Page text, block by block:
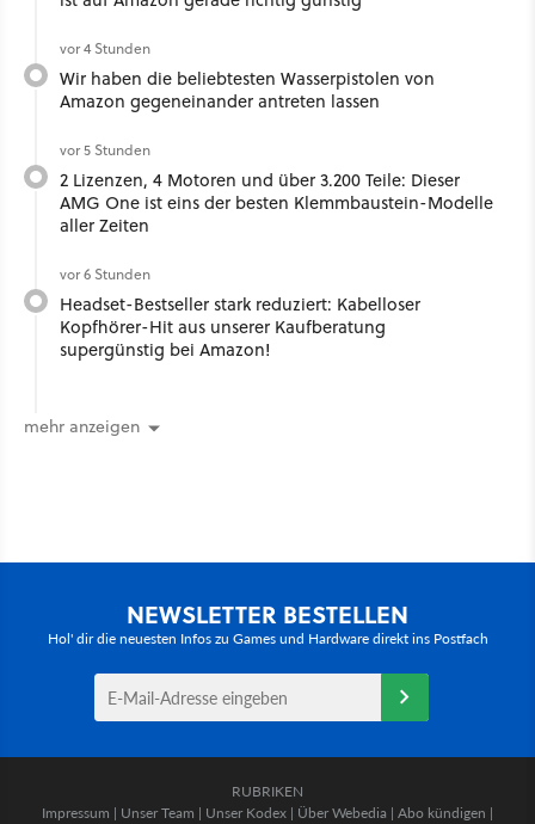
vor 4 Stunden
Wir haben die beliebtesten Wasserpistolen von
Amazon gegeneinander antreten lassen
vor 5 Stunden
2 Lizenzen, 4 Motoren und über 3.200 Teile: Dieser
AMG One ist eins der besten Klemmbaustein-Modelle
aller Zeiten
vor 6 Stunden
Headset-Bestseller stark reduziert: Kabelloser
Kopfhörer-Hit aus unserer Kaufberatung
supergünstig bei Amazon!
mehr anzeigen
NEWSLETTER BESTELLEN
Hol' dir die neuesten Infos zu Games und Hardware direkt ins Postfach
RUBRIKEN
Impressum | Unser Team | Unser Kodex | Über Webedia | Abo kündigen |